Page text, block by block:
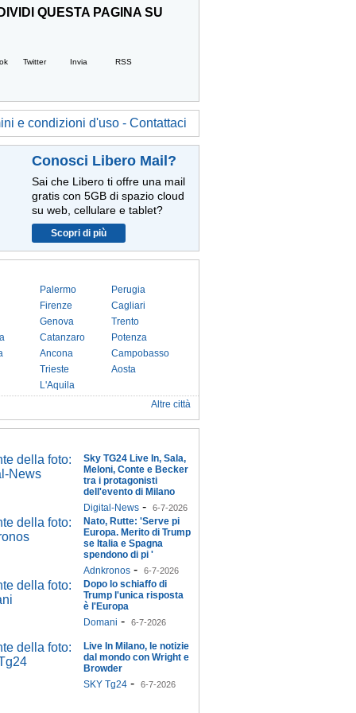
QUESTA PAGINA SU
Twitter Invia RSS
e condizioni d'uso - Contattaci
Conosci Libero Mail?
Sai che Libero ti offre una mail
gratis con 5GB di spazio cloud
su web, cellulare e tablet?
Scopri di più
Palermo
Firenze
Genova
Catanzaro
Ancona
Trieste
L'Aquila
Perugia
Cagliari
Trento
Potenza
Campobasso
Aosta
Altre città
Sky TG24 Live In, Sala,
Meloni, Conte e Becker
tra i protagonisti
dell'evento di Milano
Digital-News - 6-7-2026
Nato, Rutte: 'Serve pi
Europa. Merito di Trump
se Italia e Spagna
spendono di pi '
Adnkronos - 6-7-2026
Dopo lo schiaffo di
Trump l'unica risposta
è l'Europa
Domani - 6-7-2026
Live In Milano, le notizie
dal mondo con Wright e
Browder
SKY Tg24 - 6-7-2026